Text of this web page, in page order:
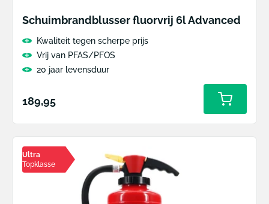
Schuimbrandblusser fluorvrij 6l Advanced
Kwaliteit tegen scherpe prijs
Vrij van PFAS/PFOS
20 jaar levensduur
Normale
189,95
Ultra
Topklasse